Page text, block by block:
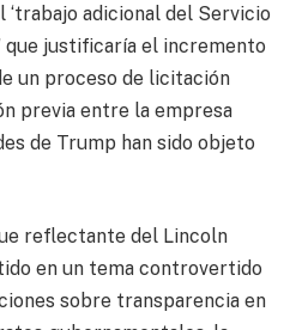
adicional del Servicio
que justificaría el incremento
un proceso de licitación
previa entre la empresa
de Trump han sido objeto
reflectante del Lincoln
en un tema controvertido
sobre transparencia en